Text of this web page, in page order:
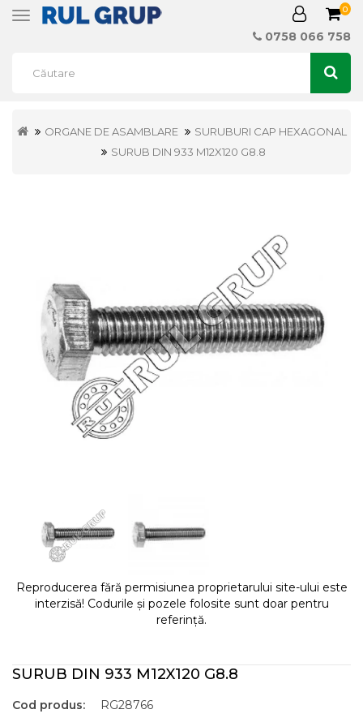
Toggle
0
0758 066 758
ORGANE DE ASAMBLARE
SURUBURI CAP HEXAGONAL
SURUB DIN 933 M12X120 G8.8
Reproducerea fără permisiunea proprietarului site-ului este
interzisă! Codurile și pozele folosite sunt doar pentru
referință.
SURUB DIN 933 M12X120 G8.8
Cod produs:
RG28766